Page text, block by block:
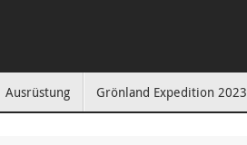
Ausrüstung Grönland Expedition 2023